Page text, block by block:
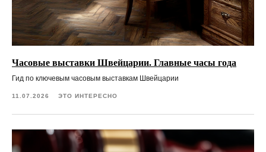
Часовые выставки Швейцарии. Главные часы года
Гид по ключевым часовым выставкам Швейцарии
11.07.2026 ЭТО ИНТЕРЕСНО